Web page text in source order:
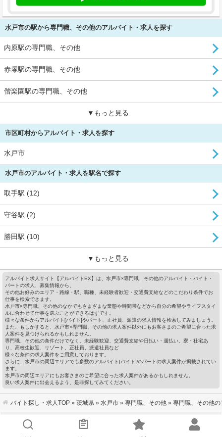
水戸市の駅から専門職、その他のアルバイト・求人を探す
内原駅の専門職、その他
赤塚駅の専門職、その他
偕楽園駅の専門職、その他
▼もっと見る
市区町村からアルバイト・求人を探す
水戸市
水戸市のアルバイト・求人を駅名で探す
取手駅 (12)
守谷駅 (2)
勝田駅 (10)
▼もっと見る
アルバイト求人サイト【アルバイトEX】は、水戸市×専門職、その他のアルバイト・バイト・
パートの求人、募集情報から、
その他お好みのエリア・路線・駅、職種、未経験者歓迎・交通費支給などのこだわり条件でお
仕事を検索できます。
水戸市×専門職、その他のなかでもさまざまな業態や時間帯などから自分の希望やライフスタイ
ルに合わせて仕事を選ぶことができるはずです。
様々な条件からアルバイト[バイト]やパート、正社員、派遣の求人情報を検索してみましょう。
また、もしかすると、水戸市×専門職、その他の求人案件以外にもお客さまのご希望に合った求
人案件を見つけられるかもしれません。
専門職、その他の条件だけでなく、未経験歓迎、交通費支給や日払い・週払い、寮・社宅あ
り、高校生歓迎、リゾート、正社員、派遣社員など
様々な条件の求人案件をご用意しております。
さらに、水戸市の周辺エリアでも多数のアルバイト[バイト]やパートの求人案件が掲載されてい
ます。
水戸市の周辺エリアにもお客さまのご希望に合った求人案件があるかもしれません。
良い求人案件に出会えるよう、是非探してみてください。
バイト探し・求人TOP » 茨城県 » 水戸市 » 専門職、その他 » 専門職、その他
会社概要 ｜個人情報の取り扱いについて
お問い合わせ
｜企業ご担当者様へ キーワードから探す